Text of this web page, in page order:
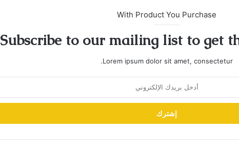
With Product You Purchase
Subscribe to our mailing list to get
Lorem ipsum dolor sit amet, consectetur.